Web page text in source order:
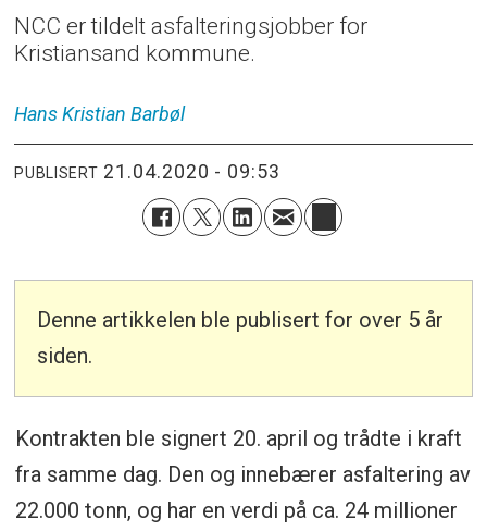
NCC er tildelt asfalteringsjobber for
Kristiansand kommune.
Hans Kristian Barbøl
PUBLISERT 21.04.2020 - 09:53
Denne artikkelen ble publisert for over 5 år
siden.
Kontrakten ble signert 20. april og trådte i kraft
fra samme dag. Den og innebærer asfaltering av
22.000 tonn, og har en verdi på ca. 24 millioner